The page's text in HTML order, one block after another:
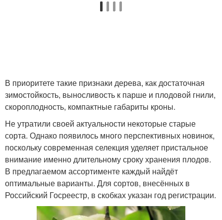
В приоритете такие признаки дерева, как достаточная
зимостойкость, выносливость к парше и плодовой гнили,
скороплодность, компактные габариты кроны.
Не утратили своей актуальности некоторые старые
сорта. Однако появилось много перспективных новинок,
поскольку современная селекция уделяет пристальное
внимание именно длительному сроку хранения плодов.
В предлагаемом ассортименте каждый найдёт
оптимальные варианты. Для сортов, внесённых в
Российский Госреестр, в скобках указан год регистрации.